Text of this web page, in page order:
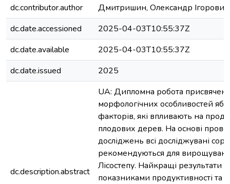
dc.contributor.author
Дмитришин, Олександр Ігорович
dc.date.accessioned
2025-04-03T10:55:37Z
dc.date.available
2025-04-03T10:55:37Z
dc.date.issued
2025
dc.description.abstract
UA: Дипломна робота
морфологічних особливостей
факторів, які впливають на
плодових дерев. На основі
досліджень всі досліджувані
рекомендуються для
Лісостепу. Найкращі результати
показниками продуктивності та